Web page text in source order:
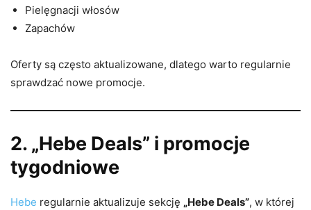
Pielęgnacji włosów
Zapachów
Oferty są często aktualizowane, dlatego warto regularnie
sprawdzać nowe promocje.
2. „Hebe Deals” i promocje
tygodniowe
Hebe regularnie aktualizuje sekcję „Hebe Deals”, w której